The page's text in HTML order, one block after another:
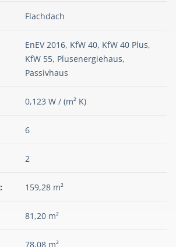
Flachdach
EnEV 2016, KfW 40, KfW 40 Plus,
KfW 55, Plusenergiehaus,
Passivhaus
0,123 W / (m² K)
6
2
159,28 m²
81,20 m²
78,08 m²